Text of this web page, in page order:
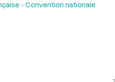
- Convention nationale